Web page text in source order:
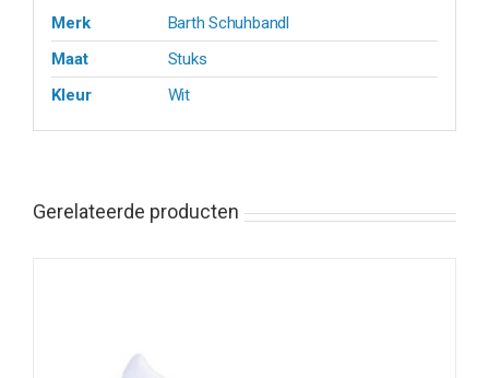
Merk
Barth Schuhbandl
Maat
Stuks
Kleur
Wit
Gerelateerde producten